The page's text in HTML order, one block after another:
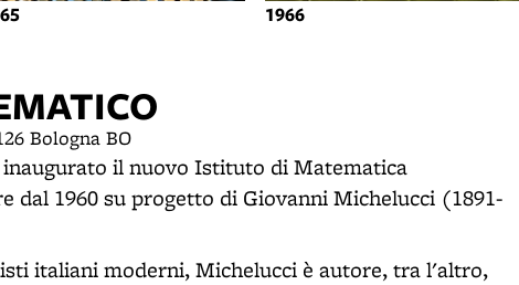
1966
Bologna BO
il nuovo Istituto di Matematica
dal 1960 su progetto di Giovanni Michelucci (1891-
italiani moderni, Michelucci è autore, tra l'altro,